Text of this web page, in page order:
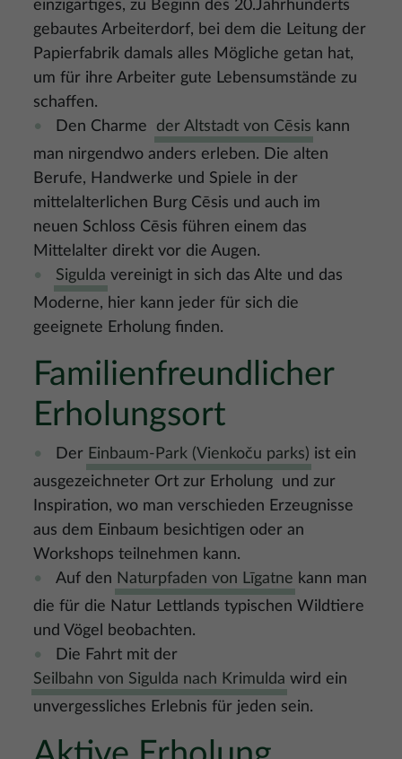
einzigartiges, zu Beginn des 20.Jahrhunderts
gebautes Arbeiterdorf, bei dem die Leitung der
Papierfabrik damals alles Mögliche getan hat,
um für ihre Arbeiter gute Lebensumstände zu
schaffen.
Den Charme der Altstadt von Cēsis kann
man nirgendwo anders erleben. Die alten
Berufe, Handwerke und Spiele in der
mittelalterlichen Burg Cēsis und auch im
neuen Schloss Cēsis führen einem das
Mittelalter direkt vor die Augen.
Sigulda vereinigt in sich das Alte und das
Moderne, hier kann jeder für sich die
geeignete Erholung finden.
Familienfreundlicher
Erholungsort
Der Einbaum-Park (Vienkoču parks) ist ein
ausgezeichneter Ort zur Erholung und zur
Inspiration, wo man verschieden Erzeugnisse
aus dem Einbaum besichtigen oder an
Workshops teilnehmen kann.
Auf den Naturpfaden von Līgatne kann man
die für die Natur Lettlands typischen Wildtiere
und Vögel beobachten.
Die Fahrt mit der
Seilbahn von Sigulda nach Krimulda wird ein
unvergessliches Erlebnis für jeden sein.